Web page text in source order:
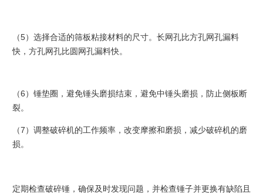
（5） 选择合适的筛板粘接材料的尺寸。长网孔比方孔网孔漏料
快，方孔网孔比圆网孔漏料快。
（6） 锤垫圈，避免锤头磨损结束，避免中锤头磨损，防止侧板断
裂。
（7） 调整破碎机的工作频率，改变摩擦和磨损，减少破碎机的磨
损。
定期检查破碎锤，确保及时发现问题，并检查锤子并更换有缺陷且